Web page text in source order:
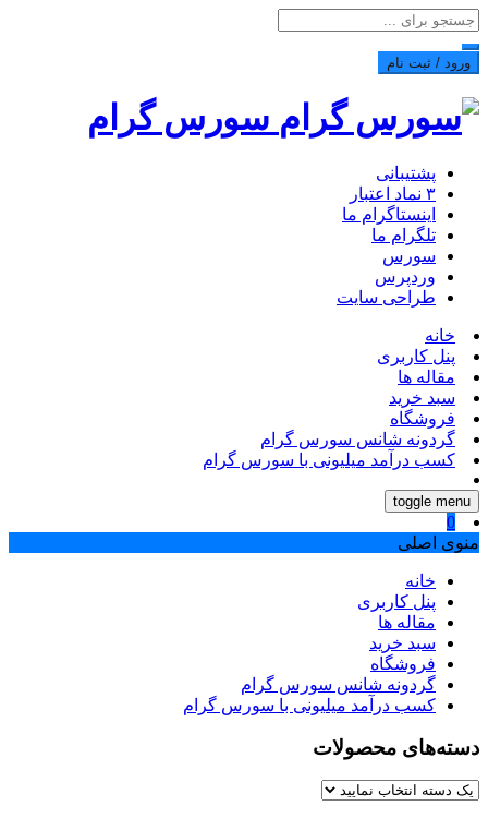
ورود / ثبت نام
سورس گرام
پشتیبانی
۳ نماد اعتبار
اینستاگرام ما
تلگرام ما
سورس
وردپرس
طراحی سایت
خانه
پنل کاربری
مقاله ها
سبد خرید
فروشگاه
گردونه شانس سورس گرام
کسب درآمد میلیونی با سورس گرام
toggle menu
0
منوی اصلی
خانه
پنل کاربری
مقاله ها
سبد خرید
فروشگاه
گردونه شانس سورس گرام
کسب درآمد میلیونی با سورس گرام
دسته‌های محصولات